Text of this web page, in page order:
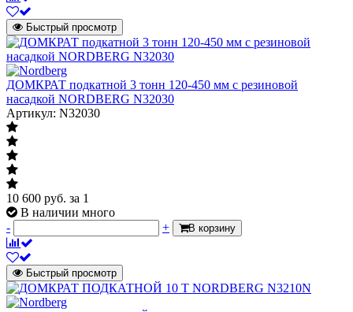
Быстрый просмотр
ДОМКРАТ подкатной 3 тонн 120-450 мм с резиновой
насадкой NORDBERG N32030
Артикул: N32030
10 600 руб. за 1
В наличии много
-
+ В корзину
Быстрый просмотр